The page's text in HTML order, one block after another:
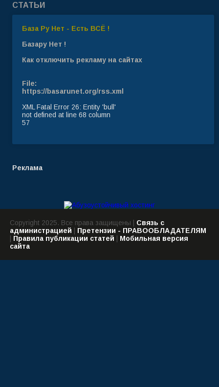
СТАТЬИ
База Ру Нет - Есть ВСЁ !
Базару Нет !
Как отключить рекламу на сайтах
File:
https://basarunet.org/rss.xml
XML Fatal Error 26: Entity 'bull'
not defined at line 68 column
57
Реклама
Copyright 2025. Все права защищены | Связь с
администрацией
Претензии - ПРАВООБЛАДАТЕЛЯМ
Правила публикации статей
Мобильная версия
сайта